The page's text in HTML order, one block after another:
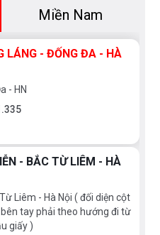
được sử dụng công
bẩn, chầy xước, giữ
chống bám bẩn khóa
bên trong lõi sen có bề
xả nước mượt mà linh
bằng cao su có độ bền
Miền Nam
LÁNG - ĐỐNG ĐA - HÀ
- HN
- BẮC TỪ LIÊM - HÀ
Liêm - Hà Nội ( đối diện cột
tay phải theo hướng đi từ
giấy )